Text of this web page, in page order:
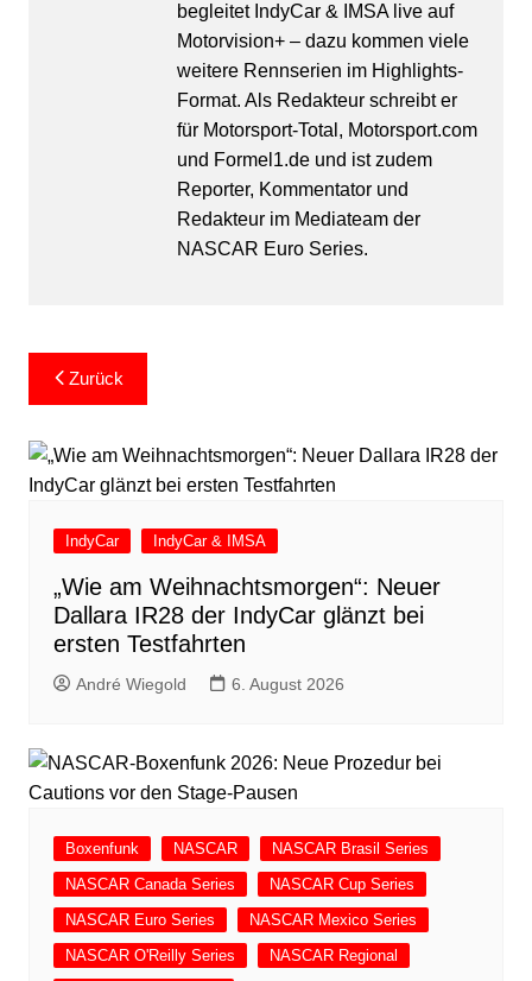
begleitet IndyCar & IMSA live auf
Motorvision+ – dazu kommen viele
weitere Rennserien im Highlights-
Format. Als Redakteur schreibt er
für Motorsport-Total, Motorsport.com
und Formel1.de und ist zudem
Reporter, Kommentator und
Redakteur im Mediateam der
NASCAR Euro Series.
Beitragsnavigation
Zurück
IndyCar IndyCar & IMSA
„Wie am Weihnachtsmorgen“: Neuer
Dallara IR28 der IndyCar glänzt bei
ersten Testfahrten
André Wiegold 6. August 2026
Boxenfunk NASCAR
NASCAR Brasil Series
NASCAR Canada Series
NASCAR Cup Series
NASCAR Euro Series
NASCAR Mexico Series
NASCAR O'Reilly Series
NASCAR Regional